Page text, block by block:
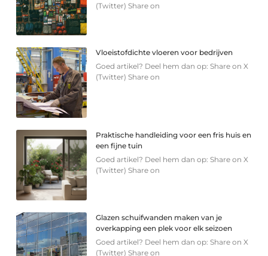
(Twitter) Share on
Vloeistofdichte vloeren voor bedrijven
Goed artikel? Deel hem dan op: Share on X
(Twitter) Share on
Praktische handleiding voor een fris huis en
een fijne tuin
Goed artikel? Deel hem dan op: Share on X
(Twitter) Share on
Glazen schuifwanden maken van je
overkapping een plek voor elk seizoen
Goed artikel? Deel hem dan op: Share on X
(Twitter) Share on